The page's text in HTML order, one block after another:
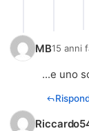
MB15 anni
...e uno